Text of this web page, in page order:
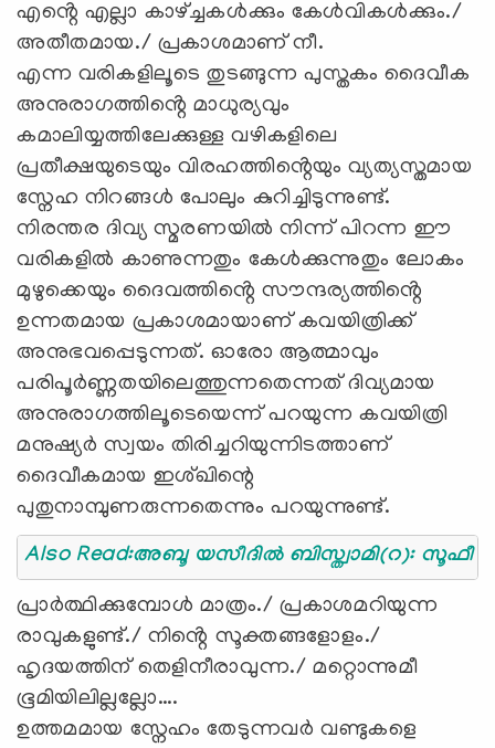
എൻ്റെ എല്ലാ കാഴ്ച്ചകൾക്കും കേൾവികൾക്കും./
അതീതമായ./ പ്രകാശമാണ് നീ.
എന്ന വരികളിലൂടെ തുടങ്ങുന്ന പുസ്തകം ദൈവീക
അനുരാഗത്തിൻ്റെ മാധുര്യവും
കമാലിയ്യത്തിലേക്കുള്ള വഴികളിലെ
പ്രതീക്ഷയുടെയും വിരഹത്തിൻ്റെയും വ്യത്യസ്തമായ
സ്നേഹ നിറങ്ങൾ പോലും കുറിച്ചിടുന്നുണ്ട്.
നിരന്തര ദിവ്യ സ്മരണയിൽ നിന്ന് പിറന്ന ഈ
വരികളിൽ കാണുന്നതും കേൾക്കുന്നുതും ലോകം
മുഴുക്കെയും ദൈവത്തിൻ്റെ സൗന്ദര്യത്തിൻ്റെ
ഉന്നതമായ പ്രകാശമായാണ് കവയിത്രിക്ക്
അനുഭവപ്പെടുന്നത്. ഓരോ ആത്മാവും
പരിപൂർണ്ണതയിലെത്തുന്നതെന്നത് ദിവ്യമായ
അനുരാഗത്തിലൂടെയെന്ന് പറയുന്ന കവയിത്രി
മനുഷ്യർ സ്വയം തിരിച്ചറിയുന്നിടത്താണ്
ദൈവീകമായ ഇശ്ഖിന്റെ
പുതുനാമ്പുണരുന്നതെന്നും പറയുന്നുണ്ട്.
Also Read:അബൂ യസീദിൽ ബിസ്ത്വാമി(റ):
പ്രാർത്ഥിക്കുമ്പോൾ മാത്രം./ പ്രകാശമറിയുന്ന
രാവുകളുണ്ട്./ നിൻ്റെ സൂക്തങ്ങളോളം./
ഹൃദയത്തിന് തെളിനീരാവുന്ന./ മറ്റൊന്നുമീ
ഭൂമിയിലില്ലല്ലോ….
ഉത്തമമായ സ്നേഹം തേടുന്നവർ വണ്ടുകളെ